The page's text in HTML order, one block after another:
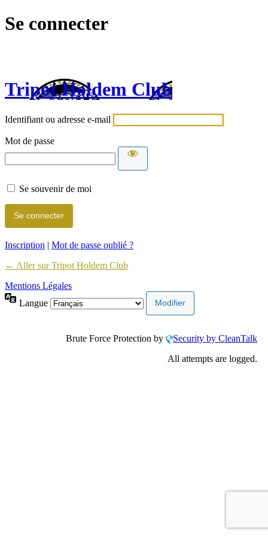
Se connecter
Tripot Holdem Club
Identifiant ou adresse e-mail
Mot de passe
Se souvenir de moi
Inscription | Mot de passe oublié ?
← Aller sur Tripot Holdem Club
Mentions Légales
Langue
Brute Force Protection by
Security by CleanTalk
All attempts are logged.